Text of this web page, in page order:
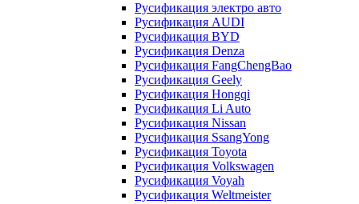
Русификация электро авто
Русификация AUDI
Русификация BYD
Русификация Denza
Русификация FangChengBao
Русификация Geely
Русификация Hongqi
Русификация Li Auto
Русификация Nissan
Русификация SsangYong
Русификация Toyota
Русификация Volkswagen
Русификация Voyah
Русификация Weltmeister